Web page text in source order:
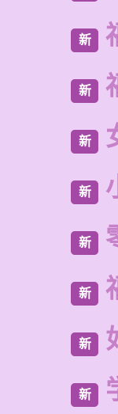
新
新
新
新
新
新
新
新